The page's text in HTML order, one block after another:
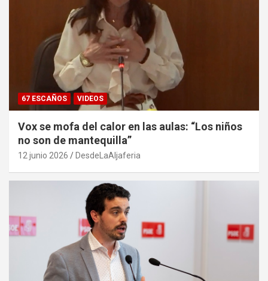
67 ESCAÑOS VIDEOS
Vox se mofa del calor en las aulas: “Los niños
no son de mantequilla”
12 junio 2026 DesdeLaAljaferia